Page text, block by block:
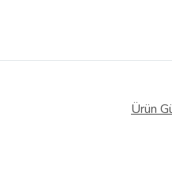
Ürün